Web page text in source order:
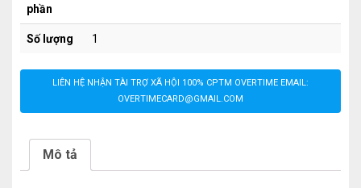
phần
Số lượng 1
LIÊN HỆ NHẬN TÀI TRỢ XÃ HỘI 100% CPTM OVERTIME EMAIL:
OVERTIMECARD@GMAIL.COM
Mô tả